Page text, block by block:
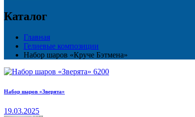
Каталог
Главная
Гелиевые композиции
Набор шаров «Круче Бэтмена»
Набор шаров «Зверята»
19.03.2025